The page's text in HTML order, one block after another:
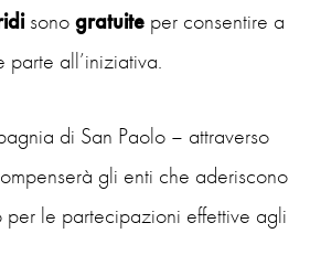
sonogratuite per consentire a
all’iniziativa.
di San Paolo – attraverso
gli enti che aderiscono
le partecipazioni effettive agli